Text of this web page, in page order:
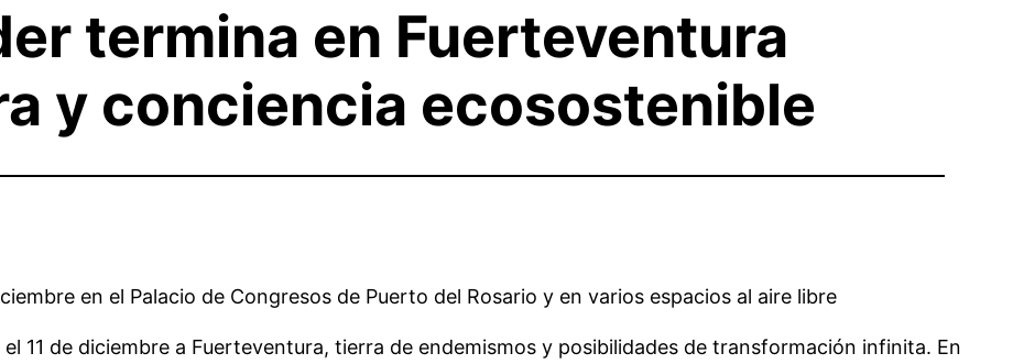
termina en Fuerteventura
y conciencia ecosostenible
en el Palacio de Congresos de Puerto del Rosario y en varios espacios al aire libre
11 de diciembre a Fuerteventura, tierra de endemismos y posibilidades de transformación infinita. En